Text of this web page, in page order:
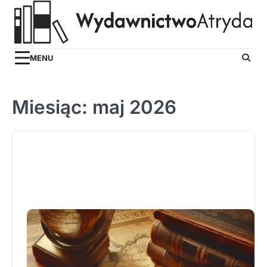
Skip
MENU
Miesiąc: maj 2026